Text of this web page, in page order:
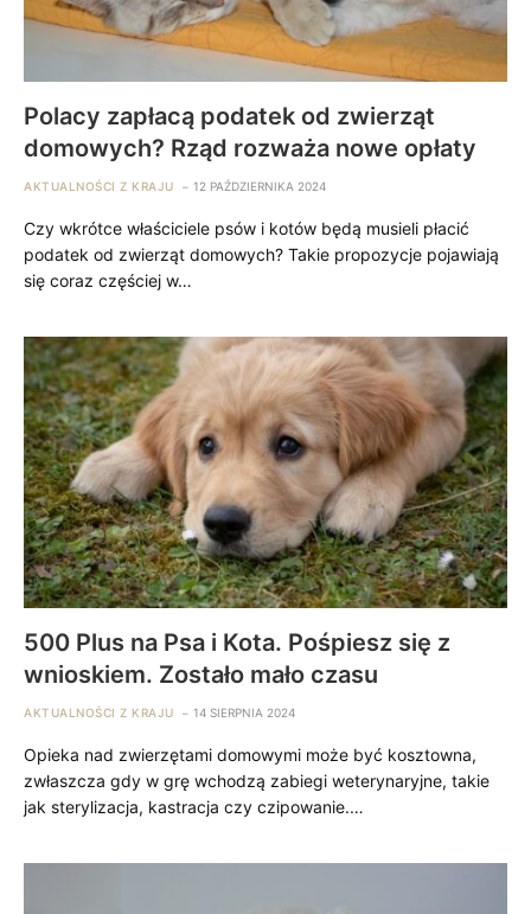
Polacy zapłacą podatek od zwierząt
domowych? Rząd rozważa nowe opłaty
AKTUALNOŚCI Z KRAJU 12 PAŹDZIERNIKA 2024
Czy wkrótce właściciele psów i kotów będą musieli płacić
podatek od zwierząt domowych? Takie propozycje pojawiają
się coraz częściej w…
500 Plus na Psa i Kota. Pośpiesz się z
wnioskiem. Zostało mało czasu
AKTUALNOŚCI Z KRAJU 14 SIERPNIA 2024
Opieka nad zwierzętami domowymi może być kosztowna,
zwłaszcza gdy w grę wchodzą zabiegi weterynaryjne, takie
jak sterylizacja, kastracja czy czipowanie.…